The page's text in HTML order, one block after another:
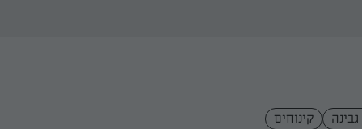
קינוחים